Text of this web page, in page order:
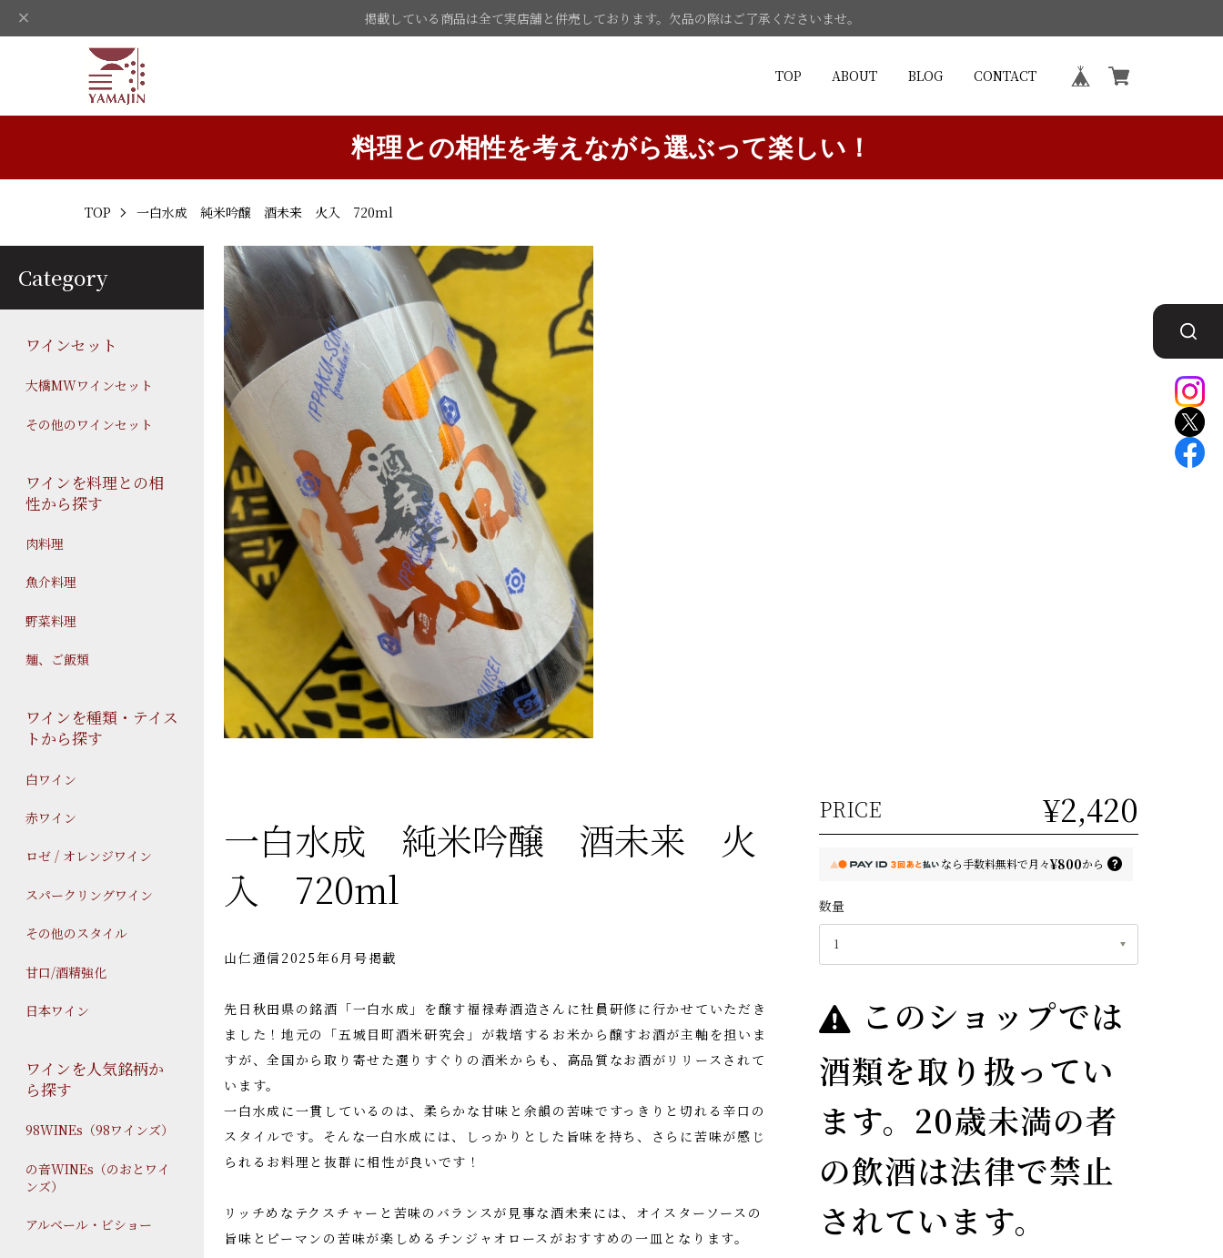
掲載している商品は全て実店舗と併売しております。欠品の際はご了承くださいませ。
TOP ABOUT BLOG CONTACT
料理との相性を考えながら選ぶって楽しい！
Category
ワインセット
大橋MWワインセット
その他のワインセット
ワインを料理との相
性から探す
肉料理
魚介料理
野菜料理
麺、ご飯類
ワインを種類・テイス
トから探す
白ワイン
赤ワイン
ロゼ / オレンジワイン
スパークリングワイン
その他のスタイル
甘口/酒精強化
日本ワイン
ワインを人気銘柄か
ら探す
98WINEs（98ワインズ）
の音WINEs（のおとワイ
ンズ）
アルベール・ビショー
TOP 一白水成 純米吟醸 酒未来 火入 720ml
一白水成 純米吟醸 酒未来 火
入 720ml
山仁通信2025年6月号掲載
先日秋田県の銘酒「一白水成」を醸す福禄寿酒造さんに社員研修に行かせていただき
ました！地元の「五城目町酒米研究会」が栽培するお米から醸すお酒が主軸を担いま
すが、全国から取り寄せた選りすぐりの酒米からも、高品質なお酒がリリースされて
います。
一白水成に一貫しているのは、柔らかな甘味と余韻の苦味ですっきりと切れる辛口の
スタイルです。そんな一白水成には、しっかりとした旨味を持ち、さらに苦味が感じ
られるお料理と抜群に相性が良いです！
リッチめなテクスチャーと苦味のバランスが見事な酒未来には、オイスターソースの
旨味とピーマンの苦味が楽しめるチンジャオロースがおすすめの一皿となります。
PRICE ¥2,420
なら手数料無料で月々¥800から
数量
このショップでは
酒類を取り扱ってい
ます。20歳未満の者
の飲酒は法律で禁止
されています。